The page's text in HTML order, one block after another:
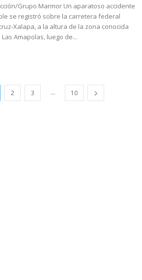
Grupo Marmor Un aparatoso accidente
se registró sobre la carretera federal
Xalapa, a la altura de la zona conocida
Las Amapolas, luego de...
2 3 ... 10